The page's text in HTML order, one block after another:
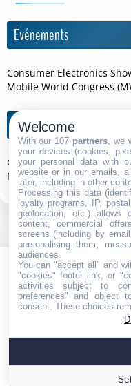
Événements
Consumer Electronics
Mobile World Congress
Agendas de l'année
Consumer Electronics
Mobile World Congress
Welcome
With our 107 partners, we
your devices (cookies,
your personal data with
website or in our emails,
later, including in other
Processing this data
loyalty programs, IP,
geolocation, etc.) allows
content, commercial
screens (including by
personalising them,
audiences.
You can "accept all" and
"cookies" footer link, or
activities subject to
preferences" and object
consent. These choices